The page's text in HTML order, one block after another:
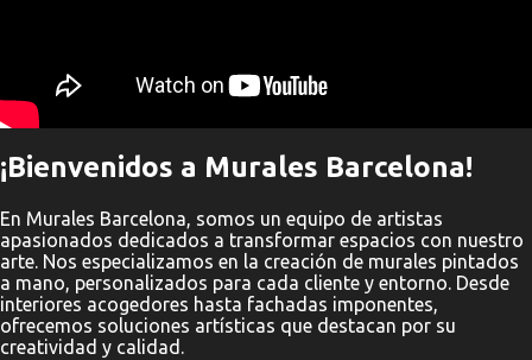
¡Bienvenidos a Murales Barcelona!
En Murales Barcelona, somos un equipo de artistas
apasionados dedicados a transformar espacios con nuestro
arte. Nos especializamos en la creación de murales pintados
a mano, personalizados para cada cliente y entorno. Desde
interiores acogedores hasta fachadas imponentes,
ofrecemos soluciones artísticas que destacan por su
creatividad y calidad.